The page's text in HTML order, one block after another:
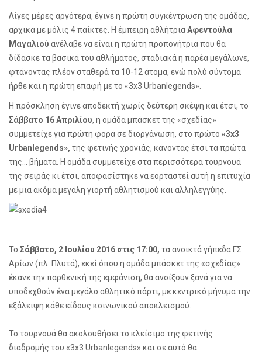
Λίγες μέρες αργότερα, έγινε η πρώτη συγκέντρωση της ομάδας,
αρχικά με μόλις 4 παίκτες. Η έμπειρη αθλήτριαΑφεντούλα
Μαγαλιού ανέλαβε να είναι η πρώτη προπονήτρια που θα
δίδασκε τα βασικά του αθλήματος, σταδιακά η παρέα μεγάλωνε,
φτάνοντας πλέον σταθερά τα 10-12 άτομα, ενώ πολύ σύντομα
ήρθε και η πρώτη επαφή με το «3x3 Urban legends».
Η πρόσκληση έγινε αποδεκτή χωρίς δεύτερη σκέψη και έτσι, το
Σάββατο 16 Απριλίου, η ομάδα μπάσκετ της «σχεδίας»
συμμετείχε για πρώτη φορά σε διοργάνωση, στο πρώτο «3x3
Urban legends», της φετινής χρονιάς, κάνοντας έτσι τα πρώτα
της... βήματα. Η ομάδα συμμετείχε στα περισσότερα τουρνουά
της σειράς κι έτσι, αποφασίστηκε να εορταστεί αυτή η επιτυχία
με μια ακόμα μεγάλη γιορτή αθλητισμού και αλληλεγγύης.
Το Σάββατο, 2 Ιουλίου 2016 στις 17:00, τα ανοικτά γήπεδα ΓΣ
Αρίων (πλ. Πλυτά), εκεί όπου η ομάδα μπάσκετ της «σχεδίας»
έκανε την παρθενική της εμφάνιση, θα ανοίξουν ξανά για να
υποδεχθούν ένα μεγάλο αθλητικό πάρτι, με κεντρικό μήνυμα την
εξάλειψη κάθε είδους κοινωνικού αποκλεισμού.
Το τουρνουά θα ακολουθήσει το κλείσιμο της φετινής
διαδρομής του «3x3 Urban legends» και σε αυτό θα